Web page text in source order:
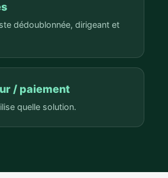
dédoublonnée, dirigeant et
/ paiement
quelle solution.